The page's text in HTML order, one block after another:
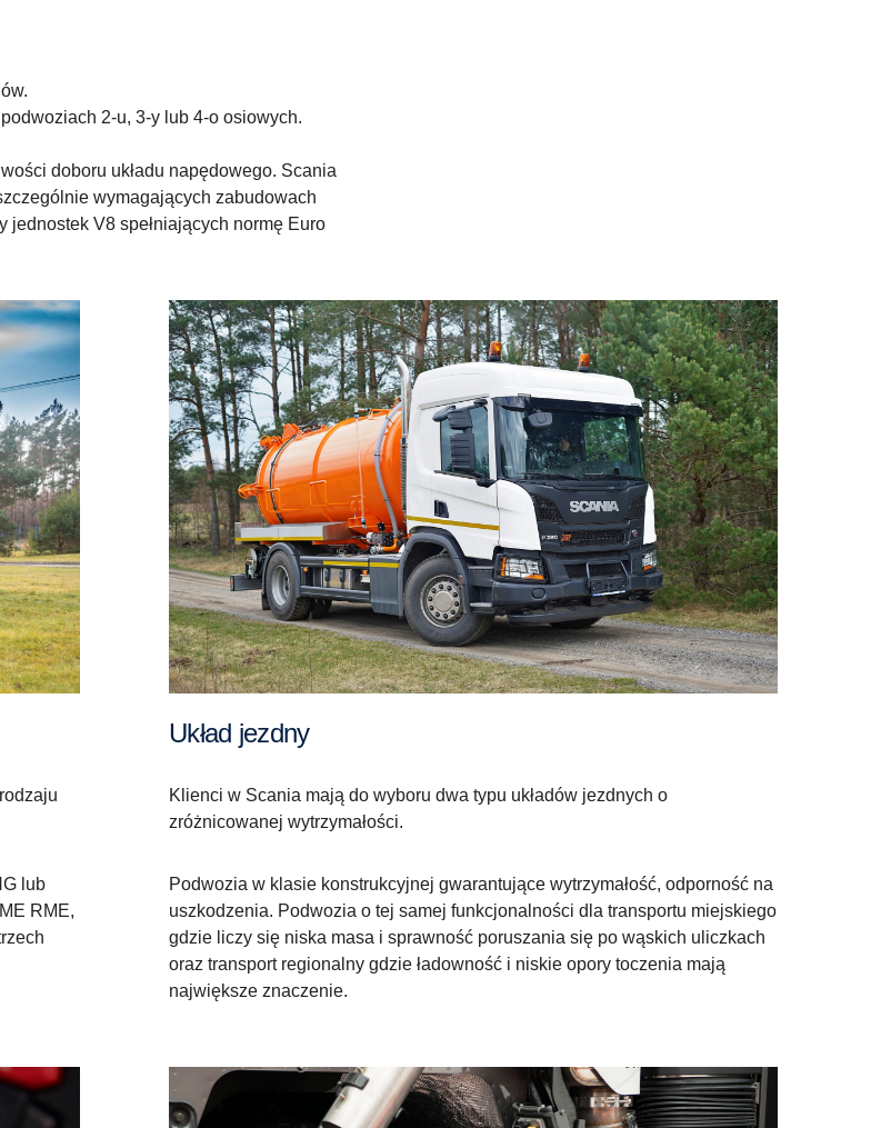
2-u, 3-y lub 4-o osiowych.
doboru układu napędowego. Scania
wymagających zabudowach
V8 spełniających normę Euro
lub
RME,
Układ jezdny
Klienci w Scania mają do wyboru dwa typu układów jezdnych o
zróżnicowanej wytrzymałości.
Podwozia w klasie konstrukcyjnej gwarantujące wytrzymałość, odporność na
uszkodzenia. Podwozia o tej samej funkcjonalności dla transportu miejskiego
gdzie liczy się niska masa i sprawność poruszania się po wąskich uliczkach
oraz transport regionalny gdzie ładowność i niskie opory toczenia mają
największe znaczenie.